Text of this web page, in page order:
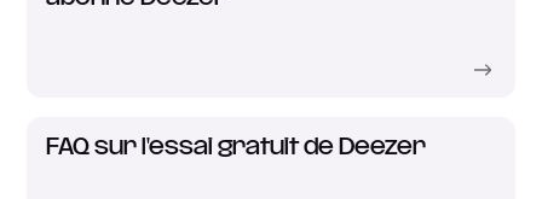
FAQ sur l'essai gratuit de Deezer